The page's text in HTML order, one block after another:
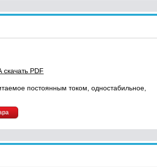
PDF
постоянным током, одностабильное,